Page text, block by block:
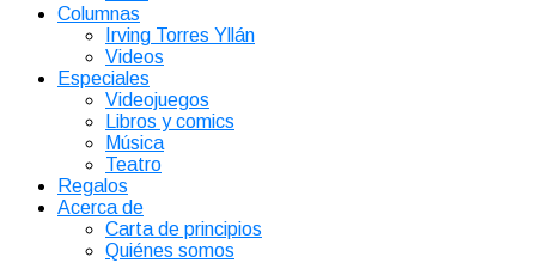
Columnas
Irving Torres Yllán
Videos
Especiales
Videojuegos
Libros y comics
Música
Teatro
Regalos
Acerca de
Carta de principios
Quiénes somos